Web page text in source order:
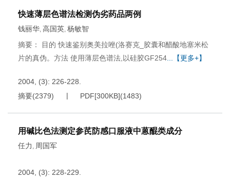
快速薄层色谱法检测伪劣药品两例
钱丽华, 高国英, 杨敏智
摘要： 目的 快速鉴别奥美拉唑(洛赛克_胶囊和醋酸地塞米松
片的真伪。方法 使用薄层色谱法,以硅胶GF254 ...【更多+】
2004, (3): 226-228.
摘要(2379) PDF[300KB](1483)
用碱比色法测定参芪防感口服液中蒽醌类成分
任力 , 周国军
2004, (3): 228-229.